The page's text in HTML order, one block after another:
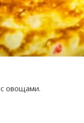
овощами.